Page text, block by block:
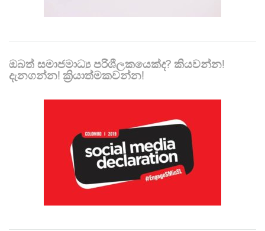
ඔබත් සමාජමාධ්‍ය පරිශීලකයෙක්ද? කියවන්න!
දැනගන්න! ක්‍රියාත්මකවන්න!